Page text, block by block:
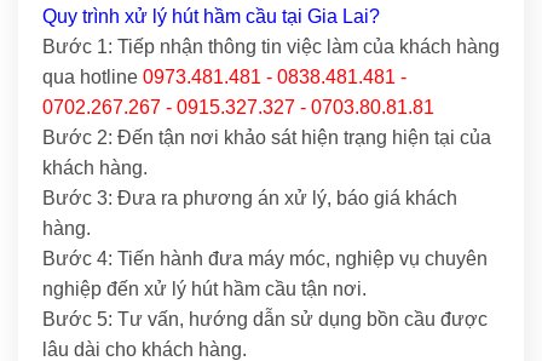
Quy trình xử lý hút hầm cầu tại Gia Lai?
Bước 1: Tiếp nhận thông tin việc làm của khách hàng
qua hotline 0973.481.481 - 0838.481.481 -
0702.267.267 - 0915.327.327 - 0703.80.81.81
Bước 2: Đến tận nơi khảo sát hiện trạng hiện tại của
khách hàng.
Bước 3: Đưa ra phương án xử lý, báo giá khách
hàng.
Bước 4: Tiến hành đưa máy móc, nghiệp vụ chuyên
nghiệp đến xử lý hút hầm cầu tận nơi.
Bước 5: Tư vấn, hướng dẫn sử dụng bồn cầu được
lâu dài cho khách hàng.